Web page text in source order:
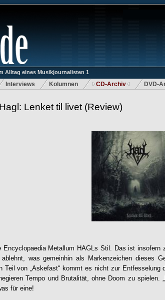
Alltag eines Musikjournalisten 1
Interviews Kolumnen CD-Archiv DVD-
Hagl: Lenket til livet (Review)
Encyclopaedia Metallum HAGLs Stil. Das ist insofern
was gemeinhin als Markenzeichen dieses
Teil von „Askefast“ kommt es nicht zur Entfesselung
Tempo und Brutalität, ohne Doom zu spielen. „
für eine!